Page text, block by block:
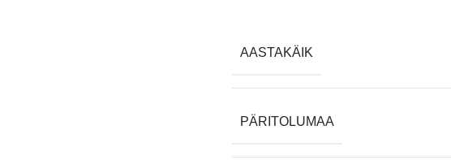
AASTAKÄIK
PÄRITOLUMAA